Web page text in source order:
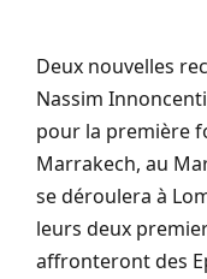
Deux nouvelles
Nassim
pour la première
Marrakech, au
se déroulera à
leurs deux
affronteront des